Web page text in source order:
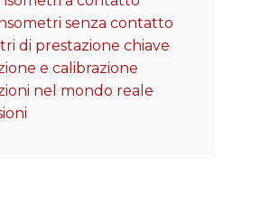
senza contatto
di prestazione chiave
e calibrazione
nel mondo reale